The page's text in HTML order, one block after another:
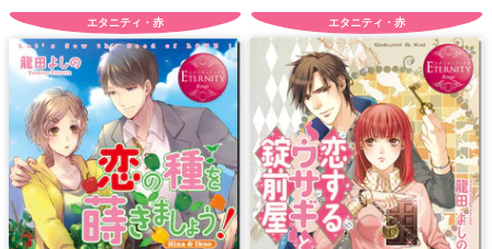
エタニティ・赤 エタニティ・赤